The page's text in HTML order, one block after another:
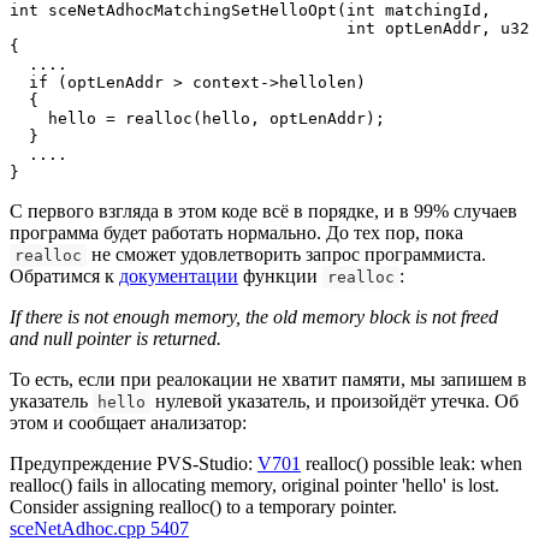
int sceNetAdhocMatchingSetHelloOpt(int matchingId,
int optLenAddr, u32
{
  ....
  if (optLenAddr > context->hellolen)
  {
    hello = realloc(hello, optLenAddr);
  }
  ....
}
С первого взгляда в этом коде всё в порядке, и в 99% случаев
программа будет работать нормально. До тех пор, пока
realloc не сможет удовлетворить запрос программиста.
Обратимся к документации функции realloc :
If there is not enough memory, the old memory block is not freed
and null pointer is returned.
То есть, если при реалокации не хватит памяти, мы запишем в
указатель
hello нулевой указатель, и произойдёт утечка. Об
этом и сообщает анализатор:
Предупреждение PVS-Studio: V701 realloc() possible leak: when
realloc() fails in allocating memory, original pointer 'hello' is lost.
Consider assigning realloc() to a temporary pointer.
sceNetAdhoc.cpp 5407